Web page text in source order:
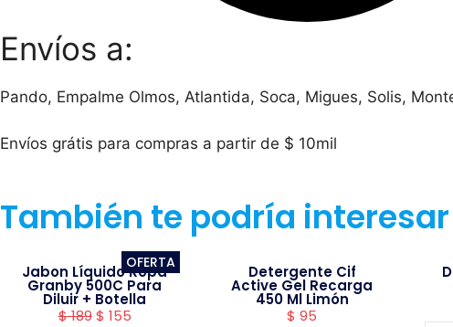
Envíos a:
Pando, Empalme Olmos, Atlantida, Soca, Migues, Solis,
Envíos grátis para compras a partir de $ 10mil
También te podría interesar
OFERTA
Jabon Líquido Ropa
Granby 500C Para
Diluir + Botella
$189 $ 155
Detergente Cif
Active Gel Recarga
450 Ml Limón
$ 95